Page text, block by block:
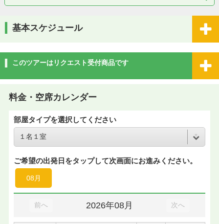
基本スケジュール
このツアーはリクエスト受付商品です
料金・空席カレンダー
部屋タイプを選択してください
ご希望の出発日をタップして次画面にお進みください。
08月
前へ 2026年08月 次へ